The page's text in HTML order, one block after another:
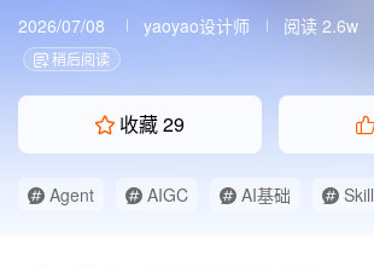
2026/07/08 yaoyao设计师 阅读 2.6w
稍后阅读
收藏29
Agent AIGC AI基础 Skill